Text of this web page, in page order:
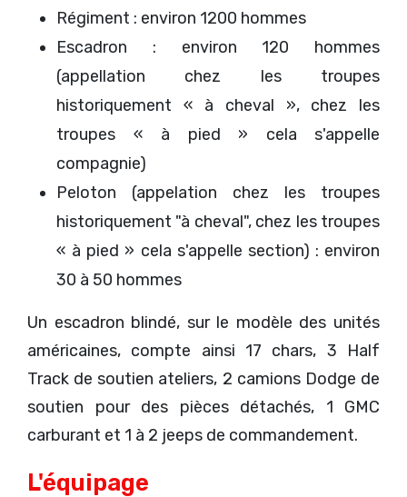
Régiment : environ 1200 hommes
Escadron : environ 120 hommes
(appellation chez les troupes
historiquement « à cheval », chez les
troupes « à pied » cela s'appelle
compagnie)
Peloton (appelation chez les troupes
historiquement "à cheval", chez les troupes
« à pied » cela s'appelle section) : environ
30 à 50 hommes
Un escadron blindé, sur le modèle des unités
américaines, compte ainsi 17 chars, 3 Half
Track de soutien ateliers, 2 camions Dodge de
soutien pour des pièces détachés, 1 GMC
carburant et 1 à 2 jeeps de commandement.
L'équipage